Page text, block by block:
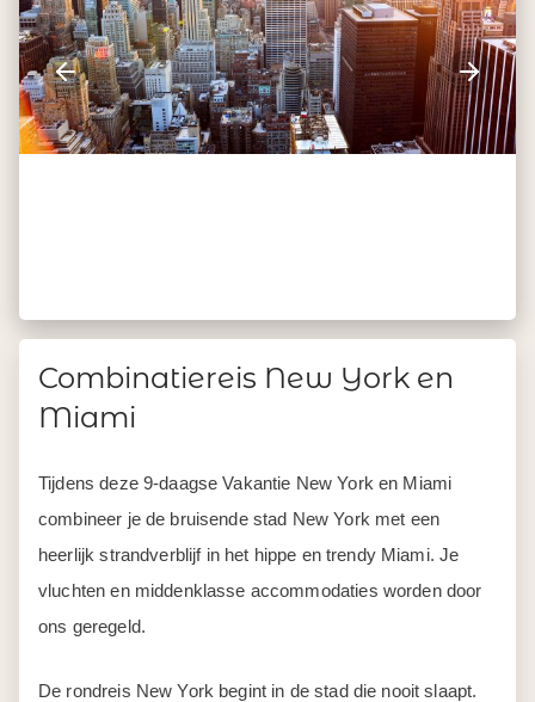
Combinatiereis New York en
Miami
Tijdens deze 9-daagse Vakantie New York en Miami
combineer je de bruisende stad New York met een
heerlijk strandverblijf in het hippe en trendy Miami. Je
vluchten en middenklasse accommodaties worden door
ons geregeld.
De rondreis New York begint in de stad die nooit slaapt.